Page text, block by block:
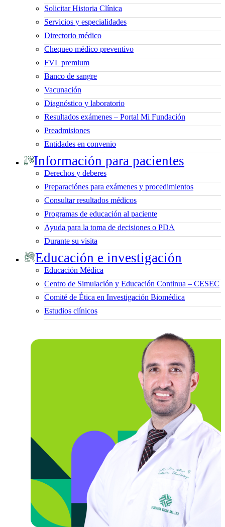
Solicitar Historia Clínica
Servicios y especialidades
Directorio médico
Chequeo médico preventivo
FVL premium
Banco de sangre
Vacunación
Diagnóstico y laboratorio
Resultados exámenes – Portal Mi Fundación
Preadmisiones
Entidades en convenio
Información para pacientes
Derechos y deberes
Preparaciónes para exámenes y procedimientos
Consultar resultados médicos
Programas de educación al paciente
Ayuda para la toma de decisiones o PDA
Durante su visita
Educación e investigación
Educación Médica
Centro de Simulación y Educación Continua – CESEC
Comité de Ética en Investigación Biomédica
Estudios clínicos